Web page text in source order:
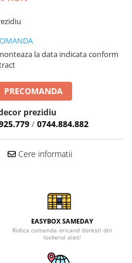
la data indicata conform
PRECOMANDA
prezidiu
/ 0744.884.882
Cere informatii
EASYBOX SAMEDAY
Ridica comanda oricand doresti din
lockerul ales!